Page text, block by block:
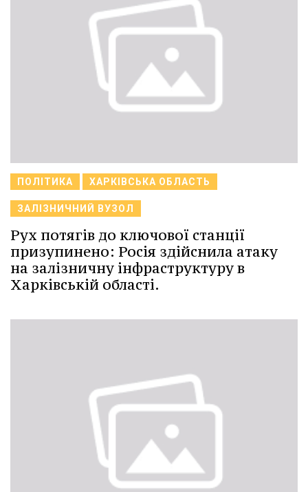
ПОЛІТИКА ХАРКІВСЬКА ОБЛАСТЬ
ЗАЛІЗНИЧНИЙ ВУЗОЛ
Рух потягів до ключової станції
призупинено: Росія здійснила атаку
на залізничну інфраструктуру в
Харківській області.